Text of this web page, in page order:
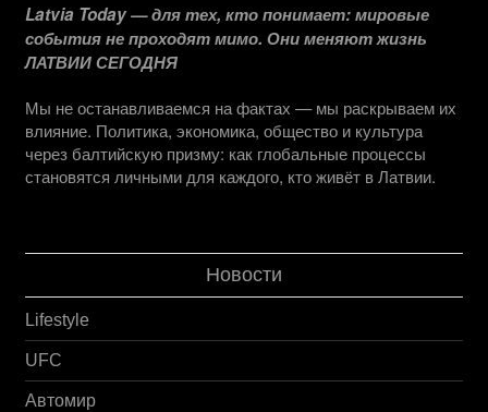
Latvia Today — для тех, кто понимает: мировые
события не проходят мимо. Они меняют жизнь
ЛАТВИИ СЕГОДНЯ
Мы не останавливаемся на фактах — мы раскрываем их
влияние. Политика, экономика, общество и культура
через балтийскую призму: как глобальные процессы
становятся личными для каждого, кто живёт в Латвии.
Новости
Lifestyle
UFC
Автомир